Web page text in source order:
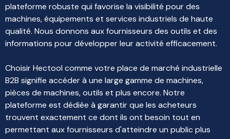
plateforme robuste qui favorise la visibilité pour des
machines, équipements et services industriels de haute
qualité. Nous donnons aux fournisseurs des outils et des
informations pour développer leur activité efficacement.
Choisir Hectool comme votre place de marché industrielle
B2B signifie accéder à une large gamme de machines,
pièces de machines, outils et plus encore. Notre
plateforme est dédiée à garantir que les acheteurs
trouvent exactement ce dont ils ont besoin tout en
permettant aux fournisseurs d'atteindre un public plus